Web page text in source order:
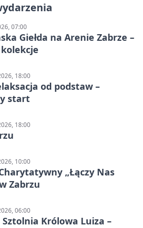
07:00
Giełda na Arenie Zabrze –
18:00
od podstaw –
start
18:00
10:00
„Łączy Nas
Zabrzu
06:00
Sztolnia Królowa Luiza –